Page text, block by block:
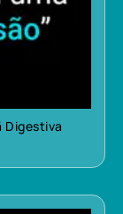
Digestiva